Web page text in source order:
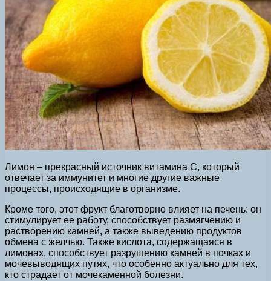
Лимон – прекрасный источник витамина С, который
отвечает за иммунитет и многие другие важные
процессы, происходящие в организме.
Кроме того, этот фрукт благотворно влияет на печень: он
стимулирует ее работу, способствует размягчению и
растворению камней, а также выведению продуктов
обмена с желчью. Также кислота, содержащаяся в
лимонах, способствует разрушению камней в почках и
мочевыводящих путях, что особенно актуально для тех,
кто страдает от мочекаменной болезни.